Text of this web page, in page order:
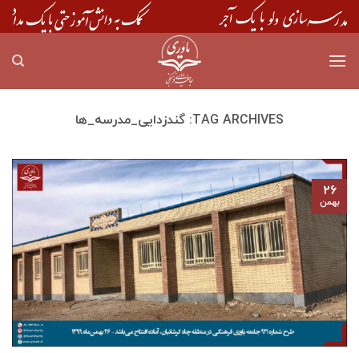
Skip
to
TAG ARCHIVES: گندزدایی_مدرسه_ها
۲۶
بهمن